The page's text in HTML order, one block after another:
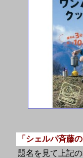
「シェルパ斉藤
題名を見て上記